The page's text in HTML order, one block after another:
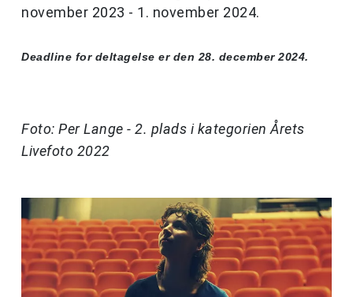
november 2023 - 1. november 2024.
Deadline for deltagelse er den 28. december 2024.
Foto: Per Lange - 2. plads i kategorien Årets
Livefoto 2022